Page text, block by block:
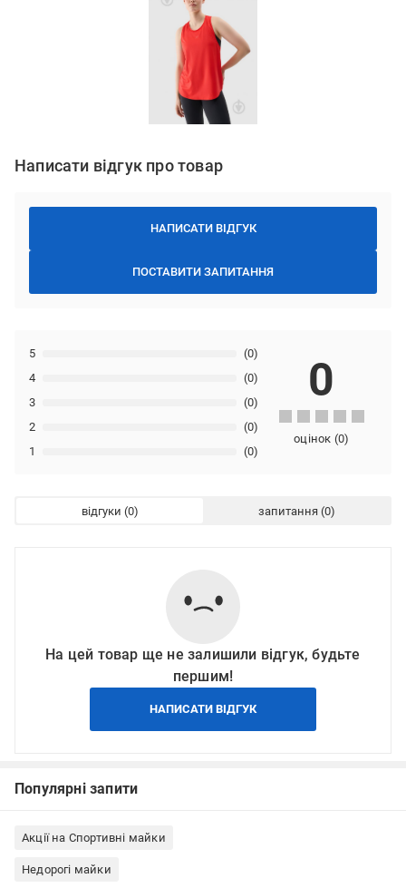
Написати відгук про товар
НАПИСАТИ ВІДГУК
ПОСТАВИТИ ЗАПИТАННЯ
1 (0)
2 (0)
3 (0)
4 (0)
5 (0)
0
оцінок (0)
відгуки запитання
На цей товар ще не залишили відгук, будьте
першим!
НАПИСАТИ ВІДГУК
Популярні запити
Акції на Спортивні майки
Недорогі майки